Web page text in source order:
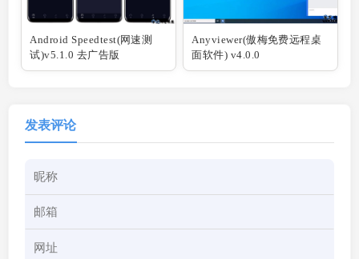
Android Speedtest(网速测
试)v5.1.0 去广告版
Anyviewer(傲梅免费远程桌
面软件) v4.0.0
发表评论